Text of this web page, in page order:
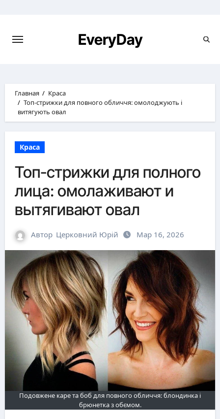
EveryDay
Главная
Краса
Топ-стрижки для повного обличчя: омолоджують і
витягують овал
Краса
Топ-стрижки для полного
лица: омолаживают и
вытягивают овал
Автор Церковний Юрій Мар 16, 2026
Подовжене каре та боб для повного обличчя: блондинка і
брюнетка з обємом.